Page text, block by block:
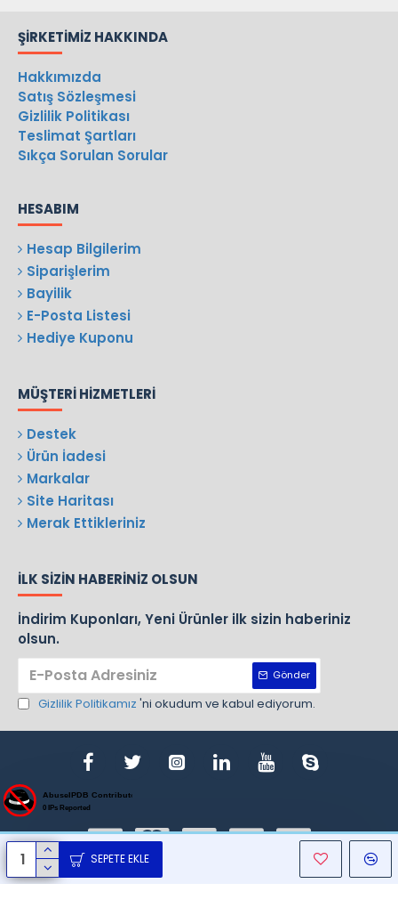
SEPETE EKLE
ŞIRKETIMIZ HAKKINDA
Hakkımızda
Satış Sözleşmesi
Gizlilik Politikası
Teslimat Şartları
Sıkça Sorulan Sorular
HESABIM
Hesap Bilgilerim
Siparişlerim
Bayilik
E-Posta Listesi
Hediye Kuponu
MÜŞTERI HIZMETLERI
Destek
Ürün İadesi
Markalar
Site Haritası
Merak Ettikleriniz
İLK SIZIN HABERINIZ OLSUN
İndirim Kuponları, Yeni Ürünler ilk sizin haberiniz
olsun.
Gönder
Gizlilik Politikamız 'ni okudum ve kabul ediyorum.
© 1970, Nursan, Bütün Hakları Saklıdır. Design By Gemlik Web